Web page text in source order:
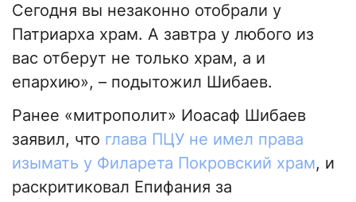
Сегодня вы незаконно отобрали у
Патриарха храм. А завтра у любого из
вас отберут не только храм, а и
епархию», – подытожил Шибаев.
Ранее «митрополит» Иоасаф Шибаев
заявил, что глава ПЦУ не имел права
изымать у Филарета Покровский храм, и
раскритиковал Епифания за